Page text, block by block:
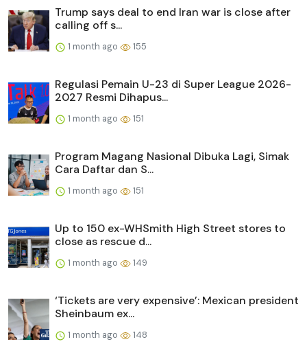
Trump says deal to end Iran war is close after
calling off s...
1 month ago 155
Regulasi Pemain U-23 di Super League 2026-
2027 Resmi Dihapus...
1 month ago 151
Program Magang Nasional Dibuka Lagi, Simak
Cara Daftar dan S...
1 month ago 151
Up to 150 ex-WHSmith High Street stores to
close as rescue d...
1 month ago 149
‘Tickets are very expensive’: Mexican president
Sheinbaum ex...
1 month ago 148